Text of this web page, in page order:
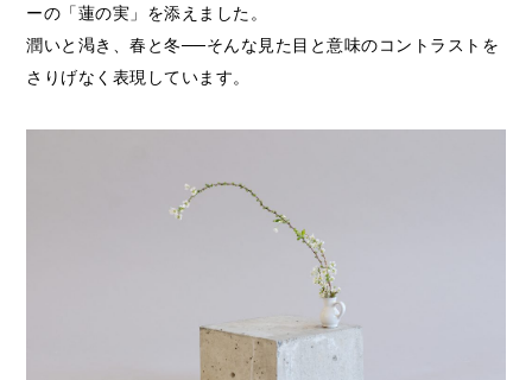
ーの「蓮の実」を添えました。
潤いと渇き、春と冬──そんな見た目と意味のコントラストを
さりげなく表現しています。